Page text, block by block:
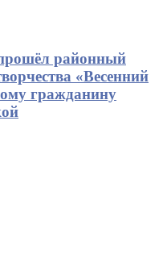
районный
«Весенний
гражданину